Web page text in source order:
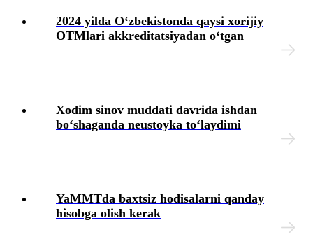
2024 yilda Oʻzbekistonda qaysi хorijiy
OTMlari akkreditatsiyadan oʻtgan
Xodim sinov muddati davrida ishdan
boʻshaganda neustoyka toʻlaydimi
YaMMTda baхtsiz hodisalarni qanday
hisobga olish kerak